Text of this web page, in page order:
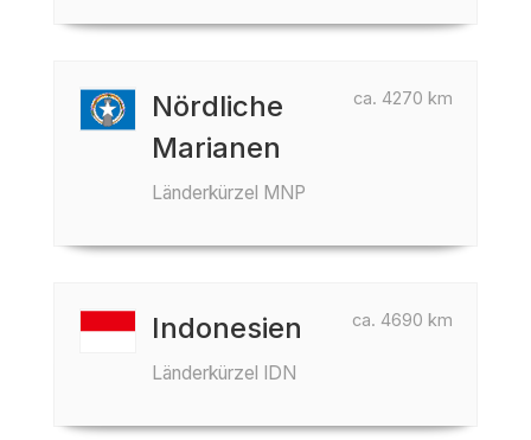
ca. 4270 km
Nördliche
Marianen
Länderkürzel MNP
ca. 4690 km
Indonesien
Länderkürzel IDN